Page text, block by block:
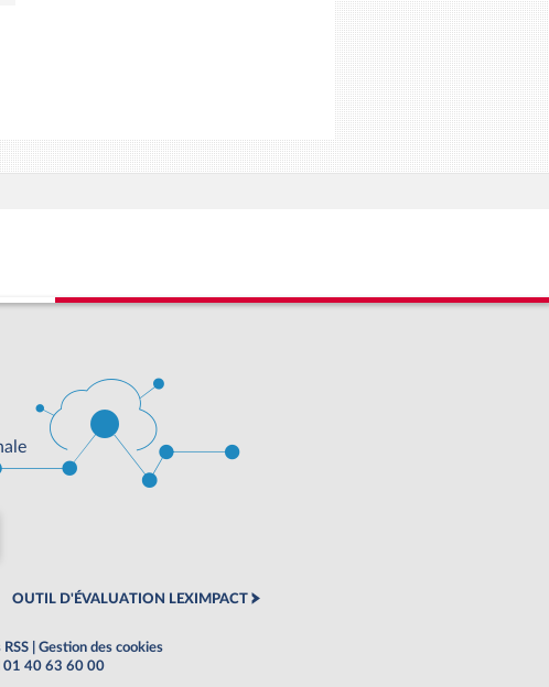
OUTIL D'ÉVALUATION LEXIMPACT
RSS
Gestion des cookies
01 40 63 60 00